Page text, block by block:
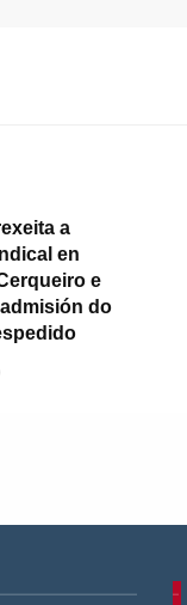
a
en
e
do